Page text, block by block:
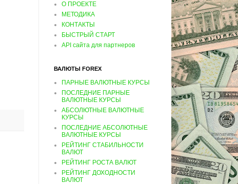
О ПРОЕКТЕ
МЕТОДИКА
КОНТАКТЫ
БЫСТРЫЙ СТАРТ
API сайта для партнеров
ВАЛЮТЫ FOREX
ПАРНЫЕ ВАЛЮТНЫЕ КУРСЫ
ПОСЛЕДНИЕ ПАРНЫЕ
ВАЛЮТНЫЕ КУРСЫ
АБСОЛЮТНЫЕ ВАЛЮТНЫЕ
КУРСЫ
ПОСЛЕДНИЕ АБСОЛЮТНЫЕ
ВАЛЮТНЫЕ КУРСЫ
РЕЙТИНГ СТАБИЛЬНОСТИ
ВАЛЮТ
РЕЙТИНГ РОСТА ВАЛЮТ
РЕЙТИНГ ДОХОДНОСТИ
ВАЛЮТ